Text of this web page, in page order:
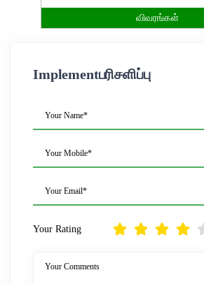
விவரங்கள்
Implementபரிசளிப்பு
Your Name*
Your Mobile*
Your Email*
Your Rating
Your Comments